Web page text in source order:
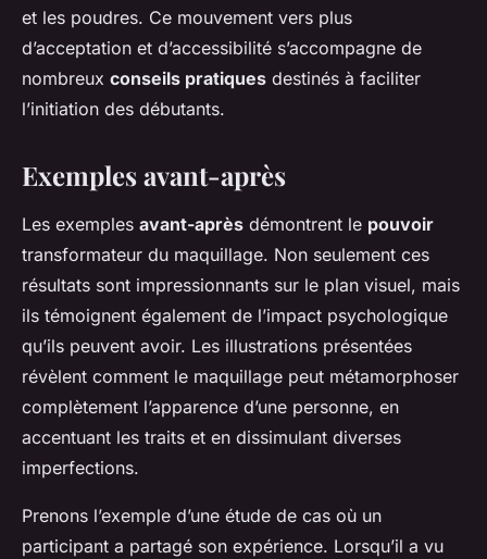
et les poudres. Ce mouvement vers plus
d’acceptation et d’accessibilité s’accompagne de
nombreux conseils pratiques destinés à faciliter
l’initiation des débutants.
Exemples avant-après
Les exemples avant-après démontrent le pouvoir
transformateur du maquillage. Non seulement ces
résultats sont impressionnants sur le plan visuel, mais
ils témoignent également de l’impact psychologique
qu’ils peuvent avoir. Les illustrations présentées
révèlent comment le maquillage peut métamorphoser
complètement l’apparence d’une personne, en
accentuant les traits et en dissimulant diverses
imperfections.
Prenons l’exemple d’une étude de cas où un
participant a partagé son expérience. Lorsqu’il a vu